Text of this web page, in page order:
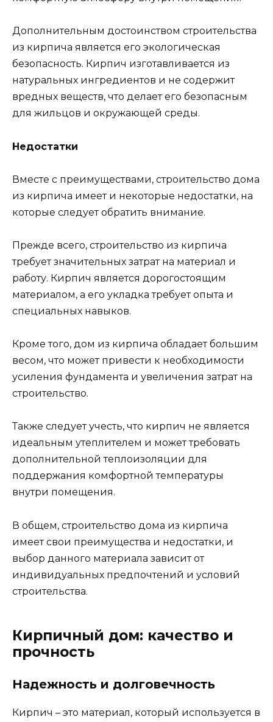
Дополнительным достоинством строительства
из кирпича является его экологическая
безопасность. Кирпич изготавливается из
натуральных ингредиентов и не содержит
вредных веществ, что делает его безопасным
для жильцов и окружающей среды.
Недостатки
Вместе с преимуществами, строительство дома
из кирпича имеет и некоторые недостатки, на
которые следует обратить внимание.
Прежде всего, строительство из кирпича
требует значительных затрат на материал и
работу. Кирпич является дорогостоящим
материалом, а его укладка требует опыта и
специальных навыков.
Кроме того, дом из кирпича обладает большим
весом, что может привести к необходимости
усиления фундамента и увеличения затрат на
строительство.
Также следует учесть, что кирпич не является
идеальным утеплителем и может требовать
дополнительной теплоизоляции для
поддержания комфортной температуры
внутри помещения.
В общем, строительство дома из кирпича
имеет свои преимущества и недостатки, и
выбор данного материала зависит от
индивидуальных предпочтений и условий
строительства.
Кирпичный дом: качество и
прочность
Надежность и долговечность
Кирпич – это материал, который используется в